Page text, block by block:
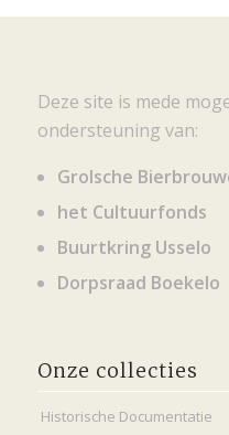
Deze site is mede
ondersteuning van:
Grolsche
het Cultuurfonds
Buurtkring Usselo
Dorpsraad Boekelo
Onze collecties
Historische Documentatie